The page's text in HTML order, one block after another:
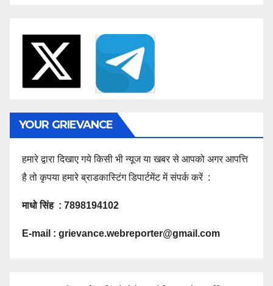
YOUR GRIEVANCE
हमारे द्वारा दिखाए गये किसी भी न्यूज या खबर से आपको अगर आपत्ति
है तो कृपया हमारे ब्राडकास्टिंग डिपार्टमेंट में संपर्क करें :
माधो सिंह : 7898194102
E-mail : grievance.webreporter@gmail.com